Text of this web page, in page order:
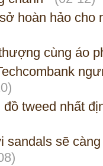
hoàn hảo cho
cùng áo
tweed nhất
sandals sẽ